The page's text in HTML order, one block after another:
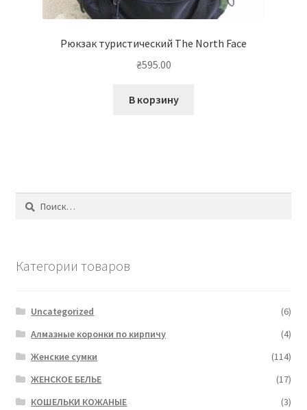
Рюкзак туристический The North Face
₴595.00
В корзину
Найти:
Категории товаров
Uncategorized
(6)
Алмазные коронки по кирпичу
(4)
Женские сумки
(114)
ЖЕНСКОЕ БЕЛЬЕ
(17)
КОШЕЛЬКИ КОЖАНЫЕ
(3)